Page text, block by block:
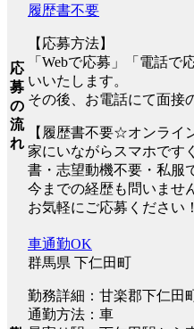
応
募
の
流
れ
履歴書不要
【応募方法】
「Webで応募」「電話
いいたします。
その後、お電話にて面接
【履歴書不要☆オンライ
家にいながらスマホです
書・志望動機不要・私服
今までの経歴も問いませ
お気軽にご応募ください！
車通勤OK
群馬県 下仁田町
勤務詳細：甘楽郡下仁田
通勤方法：車